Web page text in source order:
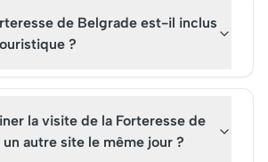
de Belgrade est-il inclus
?
la visite de la Forteresse de
autre site le même jour ?